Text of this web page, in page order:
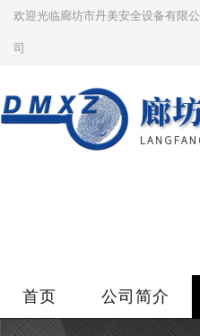
欢迎光临廊坊市丹美安全设备有限公
司
首页 公司简介